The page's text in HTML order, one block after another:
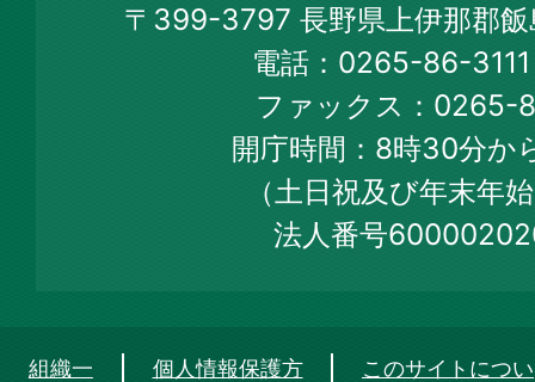
Town
Official
Web
Site
〒399-3797 長野県上伊那郡
電話：0265-86-
ファックス：0265-
開庁時間：8時30分か
（土日祝及び年末年
法人番号
組織一
個人情報保護方
このサイトについ